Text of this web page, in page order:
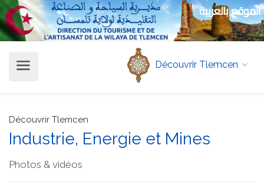
الموقع بالعربية
Découvrir Tlemcen
Découvrir Tlemcen
Industrie, Energie et Mines
Photos & vidéos